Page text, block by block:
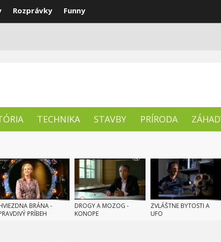
Rozprávky Funny
TECHNIKA STAVBY PRÍRODA
BRÁNA -
PRÍBEH
DROGY A MOZOG -
KONOPE
ZVLÁŠTNE BYTOSTI A
UFO